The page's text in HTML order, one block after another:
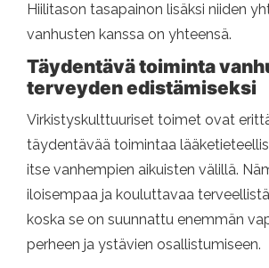
Hiilitason tasapainon lisäksi niiden
vanhusten kanssa on yhteensä.
Täydentävä toiminta
terveyden edistämiseksi
Virkistyskulttuuriset toimet ovat
täydentävää toimintaa
itse vanhempien aikuisten välillä.
iloisempaa ja kouluttavaa
koska se on suunnattu enemmän
perheen ja ystävien osallistumiseen.